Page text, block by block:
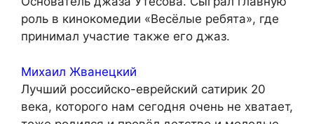
роль в кинокомедии «Весёлые ребята», где
принимал участие также его джаз.
Михаил Жванецкий
Лучший российско-еврейский сатирик 20
века, которого нам сегодня очень не хватает,